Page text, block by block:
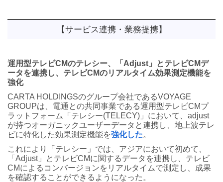
【サービス連携・業務提携】
運用型テレビCMのテレシー、「Adjust」とテレビCMデ
ータを連携し、テレビCMのリアルタイム効果測定機能を
強化
CARTA HOLDINGSのグループ会社であるVOYAGE
GROUPは、電通との共同事業である運用型テレビCMプ
ラットフォーム「テレシー(TELECY)」において、adjust
が持つオーガニックユーザーデータと連携し、地上波テレ
ビに特化した効果測定機能を強化した。
これにより「テレシー」では、アジアにおいて初めて、
「Adjust」とテレビCMに関するデータを連携し、テレビ
CMによるコンバージョンをリアルタイムで測定し、成果
を確認することができるようになった。